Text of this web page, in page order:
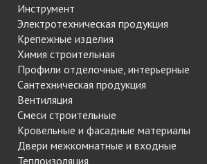
Инструмент
Электротехническая продукция
Крепежные изделия
Химия строительная
Профили отделочные, интерьерные
Сантехническая продукция
Вентиляция
Смеси строительные
Кровельные и фасадные материалы
Двери межкомнатные и входные
Теплоизоляция